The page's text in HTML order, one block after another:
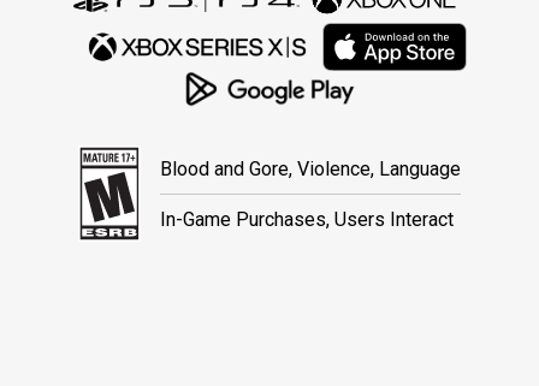
Blood and Gore, Violence, Language
In-Game Purchases, Users Interact